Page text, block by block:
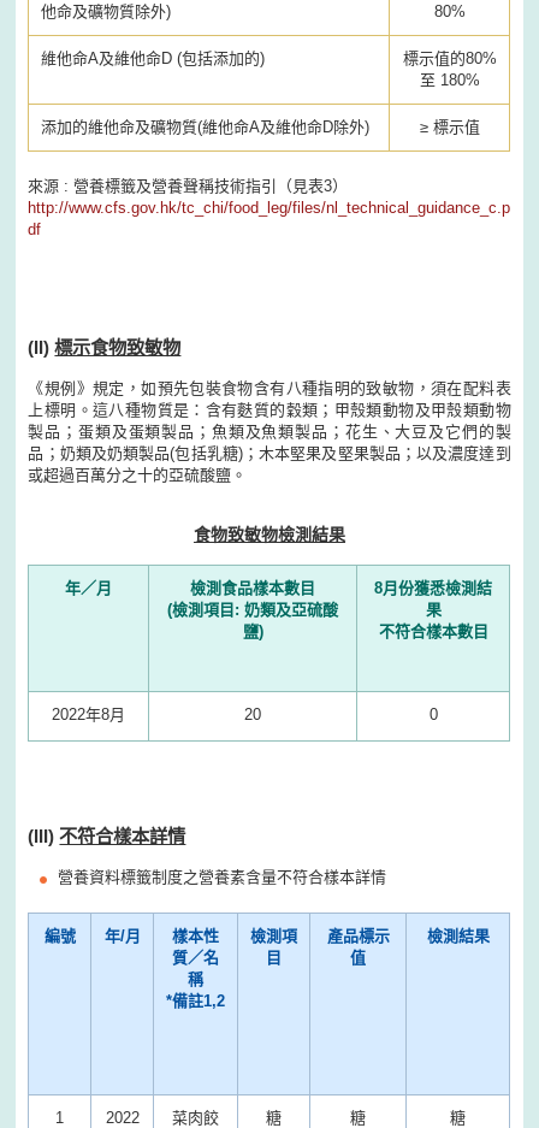
他命及礦物質除外)
80%
維他命A及維他命D (包括添加的)
標示值的80%
至 180%
添加的維他命及礦物質(維他命A及維他命D除外) ≥ 標示值
來源 : 營養標籤及營養聲稱技術指引（見表3）
http://www.cfs.gov.hk/tc_chi/food_leg/files/nl_technical_guidance_c.p
df
(II)標示食物致敏物
《規例》規定，如預先包裝食物含有八種指明的致敏物，須在配料表
上標明。這八種物質是：含有麩質的穀類；甲殼類動物及甲殼類動物
製品；蛋類及蛋類製品；魚類及魚類製品；花生、大豆及它們的製
品；奶類及奶類製品(包括乳糖)；木本堅果及堅果製品；以及濃度達到
或超過百萬分之十的亞硫酸鹽。
食物致敏物檢測結果
年／月
檢測食品樣本數目
(檢測項目: 奶類及亞硫酸
鹽)
8月份獲悉檢測結
果
不符合樣本數目
2022年8月 20 0
(III)不符合樣本詳情
營養資料標籤制度之營養素含量不符合樣本詳情
編號 年/月
樣本性
質／名
稱
*備註1,2
檢測項
目
產品標示
值
檢測結果
1
2022
菜肉餃
糖
糖
糖